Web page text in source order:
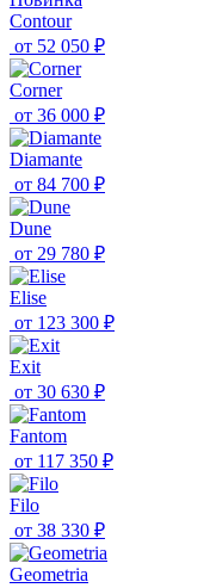
Contour
от 52 050 ₽
Corner
от 36 000 ₽
Diamante
от 84 700 ₽
Dune
от 29 780 ₽
Elise
от 123 300 ₽
Exit
от 30 630 ₽
Fantom
от 117 350 ₽
Filo
от 38 330 ₽
Geometria